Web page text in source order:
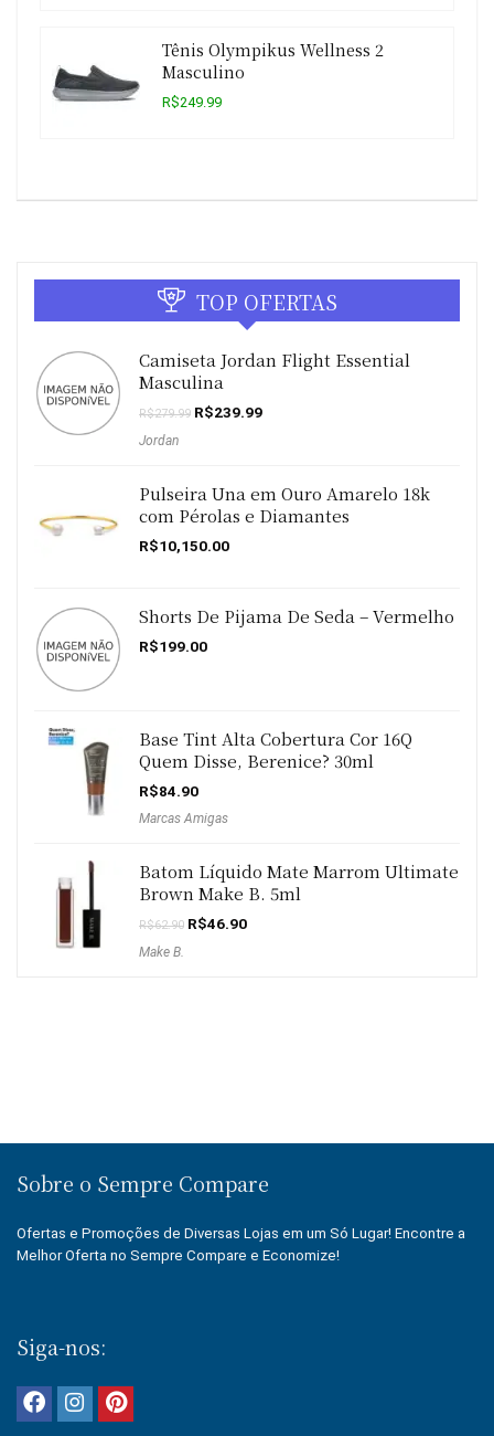
Tênis Olympikus Wellness 2
Masculino
R$249.99
TOP OFERTAS
Camiseta Jordan Flight Essential
Masculina
R$279.99 O
R$239.99O
Jordan
Pulseira Una em Ouro Amarelo 18k
com Pérolas e Diamantes
R$10,150.00
Shorts De Pijama De Seda – Vermelho
R$199.00
Base Tint Alta Cobertura Cor 16Q
Quem Disse, Berenice? 30ml
R$84.90
Marcas Amigas
Batom Líquido Mate Marrom Ultimate
Brown Make B. 5ml
R$62.90 O
R$46.90O
Make B.
Sobre o Sempre Compare
Ofertas e Promoções de Diversas Lojas em um Só Lugar! Encontre a
Melhor Oferta no Sempre Compare e Economize!
Siga-nos: